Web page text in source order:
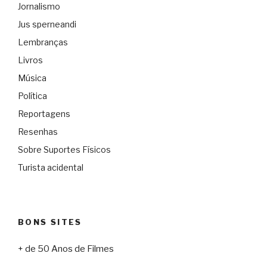
Jornalismo
Jus sperneandi
Lembranças
Livros
Música
Política
Reportagens
Resenhas
Sobre Suportes Físicos
Turista acidental
BONS SITES
+ de 50 Anos de Filmes